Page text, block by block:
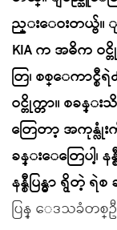
ည္းေဝးတယ္ဗ်။
KIA က အဓိက ဝ
တြ၊ စစ္ေကာင္
ဝင္တိုက္တာ။ စခ
တြေတာ့ အကုန္လုံးကို
ခန္းေတြေပါ့၊ န
နန္စီပြန္မွာ ရွိတဲ့
ပြန္ ေဒသခံတစ္